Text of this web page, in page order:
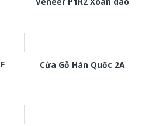
Cửa Gỗ Hàn Quốc 2A